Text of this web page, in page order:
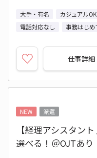
大手・有名 カジュアルOK
電話対応なし
事務はじめ
仕事詳細
NEW
派遣
【経理アシスタン
選べる！＠OJTあり